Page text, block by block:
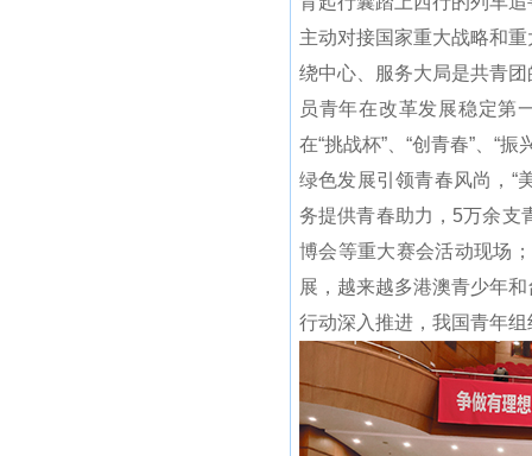
主动对接国家重大战略和
绕中心、服务大局是共青
员青年在改革发展稳定第
在“挑战杯”、“创青春”、“
绿色发展引领青春风尚，“
务提供青春助力，5万余支
博会等重大赛会活动现场
展，越来越多港澳青少年
行动深入推进，我国青年